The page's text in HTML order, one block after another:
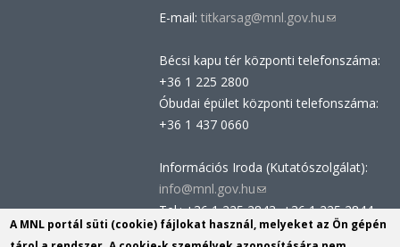
E-mail: titkarsag@mnl.gov.hu(link
e-
Bécsi kapu tér központi telefonszáma:
+36 1 225 2800
Óbudai épület központi telefonszáma:
+36 1 437 0660
Információs Iroda (Kutatószolgálat):
info@mnl.gov.hu(link
sends
e-
Tel.: +36 1 225 2843, +36 1 225 2844
Postacím: 1014 Budapest, Bécsi kapu
A MNL portál süti (cookie) fájlokat használ, melyeket az Ön gépén